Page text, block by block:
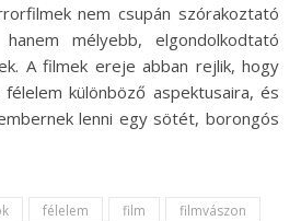
nem csupán szórakoztató
hanem mélyebb, elgondolkodtató
A filmek ereje abban rejlik, hogy
különböző aspektusaira, és
lenni egy sötét, borongós
félelem film
filmvászon